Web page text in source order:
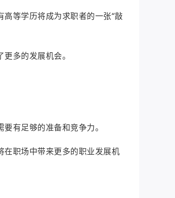
等学历将成为求职者的一张“敲
多的发展机会。
有足够的准备和竞争力。
职场中带来更多的职业发展机